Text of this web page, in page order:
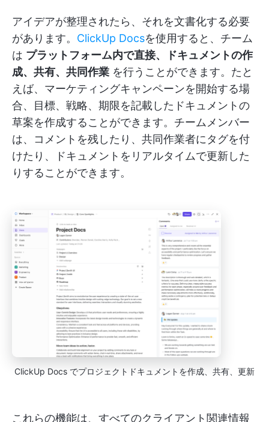
アイデアが整理されたら、それを文書化する必要
があります。 ClickUp Docsを使用すると、チーム
は プラットフォーム内で直接、ドキュメントの作
成、共有、共同作業 を行うことができます。たと
えば、マーケティングキャンペーンを開始する場
合、目標、戦略、期限を記載したドキュメントの
草案を作成することができます。チームメンバー
は、コメントを残したり、共同作業者にタグを付
けたり、ドキュメントをリアルタイムで更新した
りすることができます。
ClickUp Docs でプロジェクトドキュメントを作成、共有、更新
これらの機能は、すべてのクライアント関連情報